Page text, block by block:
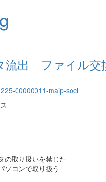
流出 ファイル交
00000011-maip-soci
の取り扱いを禁じた
ソコンで取り扱う